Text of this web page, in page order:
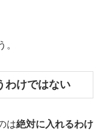
。
わけではない
は絶対に入れるわけ